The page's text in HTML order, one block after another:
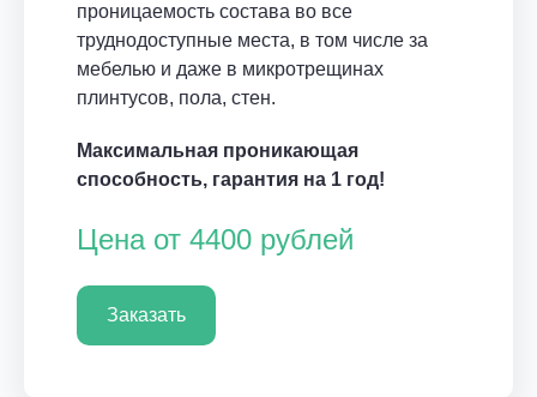
проницаемость состава во все
труднодоступные места, в том числе за
мебелью и даже в микротрещинах
плинтусов, пола, стен.
Максимальная проникающая
способность, гарантия на 1 год!
Цена от 4400 рублей
Заказать